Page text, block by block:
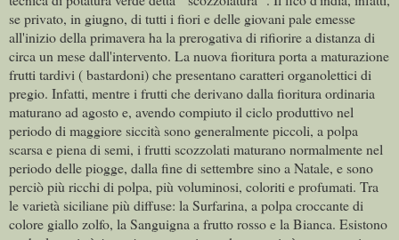
se privato, in giugno, di tutti i fiori e delle giovani pale emesse
all'inizio della primavera ha la prerogativa di rifiorire a distanza di
circa un mese dall'intervento. La nuova fioritura porta a maturazione
frutti tardivi ( bastardoni) che presentano caratteri organolettici di
pregio. Infatti, mentre i frutti che derivano dalla fioritura ordinaria
maturano ad agosto e, avendo compiuto il ciclo produttivo nel
periodo di maggiore siccità sono generalmente piccoli, a polpa
scarsa e piena di semi, i frutti scozzolati maturano normalmente nel
periodo delle piogge, dalla fine di settembre sino a Natale, e sono
perciò più ricchi di polpa, più voluminosi, coloriti e profumati. Tra
le varietà siciliane più diffuse: la Surfarina, a polpa croccante di
colore giallo zolfo, la Sanguigna a frutto rosso e la Bianca. Esistono